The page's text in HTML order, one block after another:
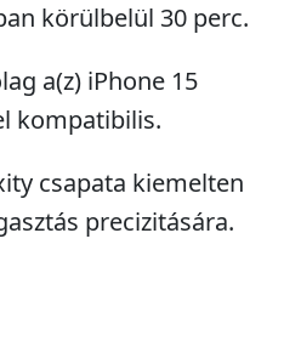
körülbelül 30 perc.
a(z) iPhone 15
kompatibilis.
csapata kiemelten
precizitására.